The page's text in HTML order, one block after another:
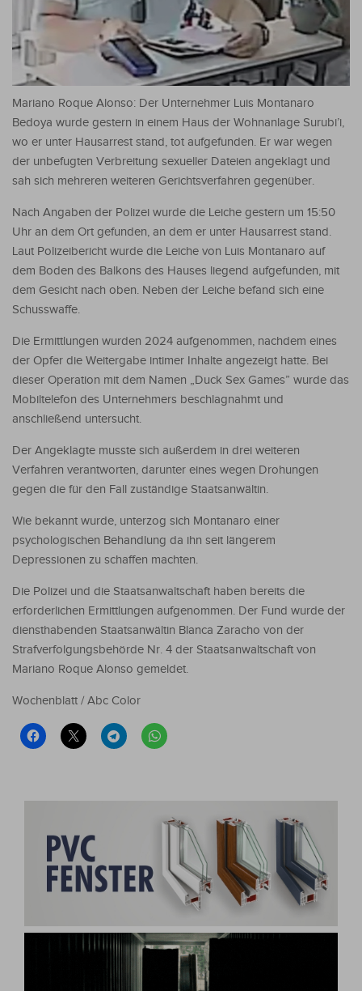
Mariano Roque Alonso: Der Unternehmer Luis Montanaro
Bedoya wurde gestern in einem Haus der Wohnanlage Surubi’i,
wo er unter Hausarrest stand, tot aufgefunden. Er war wegen
der unbefugten Verbreitung sexueller Dateien angeklagt und
sah sich mehreren weiteren Gerichtsverfahren gegenüber.
Nach Angaben der Polizei wurde die Leiche gestern um 15:50
Uhr an dem Ort gefunden, an dem er unter Hausarrest stand.
Laut Polizeibericht wurde die Leiche von Luis Montanaro auf
dem Boden des Balkons des Hauses liegend aufgefunden, mit
dem Gesicht nach oben. Neben der Leiche befand sich eine
Schusswaffe.
Die Ermittlungen wurden 2024 aufgenommen, nachdem eines
der Opfer die Weitergabe intimer Inhalte angezeigt hatte. Bei
dieser Operation mit dem Namen „Duck Sex Games” wurde das
Mobiltelefon des Unternehmers beschlagnahmt und
anschließend untersucht.
Der Angeklagte musste sich außerdem in drei weiteren
Verfahren verantworten, darunter eines wegen Drohungen
gegen die für den Fall zuständige Staatsanwältin.
Wie bekannt wurde, unterzog sich Montanaro einer
psychologischen Behandlung da ihn seit längerem
Depressionen zu schaffen machten.
Die Polizei und die Staatsanwaltschaft haben bereits die
erforderlichen Ermittlungen aufgenommen. Der Fund wurde der
diensthabenden Staatsanwältin Blanca Zaracho von der
Strafverfolgungsbehörde Nr. 4 der Staatsanwaltschaft von
Mariano Roque Alonso gemeldet.
Wochenblatt / Abc Color